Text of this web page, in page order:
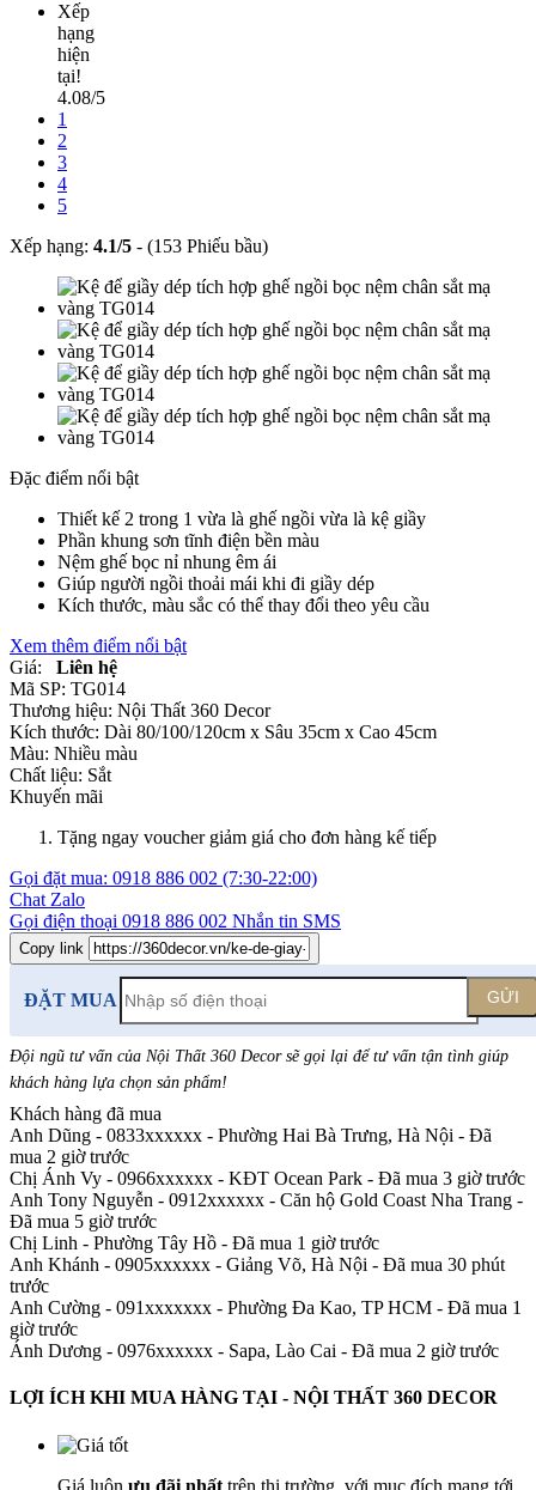
Xếp
hạng
hiện
tại!
4.08/5
1
2
3
4
5
Xếp hạng: 4.1/5 - (153 Phiếu bầu)
Đặc điểm nổi bật
Thiết kế 2 trong 1 vừa là ghế ngồi vừa là kệ giầy
Phần khung sơn tĩnh điện bền màu
Nệm ghế bọc nỉ nhung êm ái
Giúp người ngồi thoải mái khi đi giầy dép
Kích thước, màu sắc có thể thay đổi theo yêu cầu
Xem thêm điểm nổi bật
Giá:
Liên hệ
Mã SP: TG014
Thương hiệu: Nội Thất 360 Decor
Kích thước: Dài 80/100/120cm x Sâu 35cm x Cao 45cm
Màu: Nhiều màu
Chất liệu: Sắt
Khuyến mãi
Tặng ngay voucher giảm giá cho đơn hàng kế tiếp
Gọi đặt mua: 0918 886 002 (7:30-22:00)
Chat Zalo
Gọi điện thoại 0918 886 002 Nhắn tin SMS
Copy link
ĐẶT MUA GỬI
Đội ngũ tư vấn của Nội Thất 360 Decor sẽ gọi lại để tư vấn tận tình giúp
khách hàng lựa chọn sản phẩm!
Khách hàng đã mua
Anh Dũng - 0833xxxxxx - Phường Hai Bà Trưng, Hà Nội - Đã
mua 2 giờ trước
Chị Ánh Vy - 0966xxxxxx - KĐT Ocean Park - Đã mua 3 giờ trước
Anh Tony Nguyễn - 0912xxxxxx - Căn hộ Gold Coast Nha Trang -
Đã mua 5 giờ trước
Chị Linh - Phường Tây Hồ - Đã mua 1 giờ trước
Anh Khánh - 0905xxxxxx - Giảng Võ, Hà Nội - Đã mua 30 phút
trước
Anh Cường - 091xxxxxxx - Phường Đa Kao, TP HCM - Đã mua 1
giờ trước
Ánh Dương - 0976xxxxxx - Sapa, Lào Cai - Đã mua 2 giờ trước
LỢI ÍCH KHI MUA HÀNG TẠI - NỘI THẤT 360 DECOR
Giá luôn ưu đãi nhất trên thị trường, với mục đích mang tới